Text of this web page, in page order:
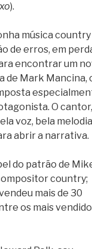
).
música country
de erros, em
encontrar um
de Mark Mancina,
O cantor,
voz, bela
abrir a narrativa.
do patrão de
country;
mais de 30
os mais